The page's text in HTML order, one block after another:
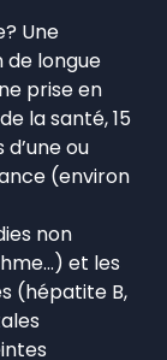
Une
de longue
prise en
la santé, 15
ou
(environ
non
et les
(hépatite B,